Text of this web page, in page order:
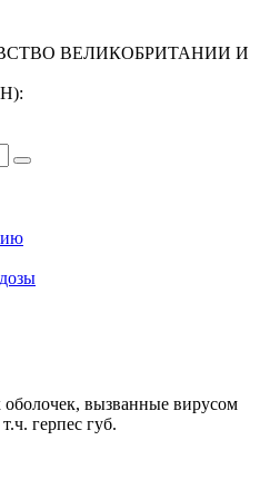
ВЕЛИКОБРИТАНИИ И
:
вызванные вирусом
герпес губ.